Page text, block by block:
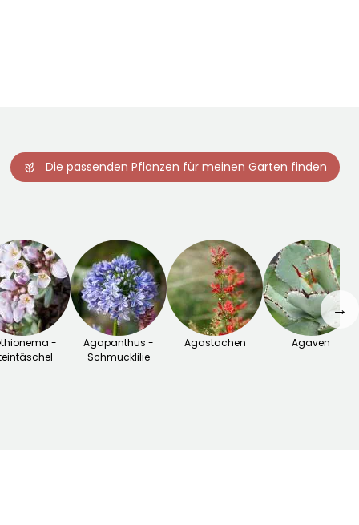
Die passenden Pflanzen für meinen Garten finden
-
Agapanthus -
Schmucklilie
Agastachen Agaven
→